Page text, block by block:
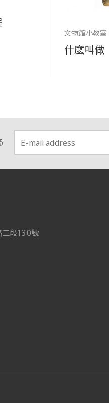
文物館小教室
什麼叫做
段130號